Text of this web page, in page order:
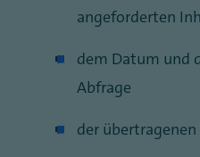
angeforderten
dem Datum und
Abfrage
der